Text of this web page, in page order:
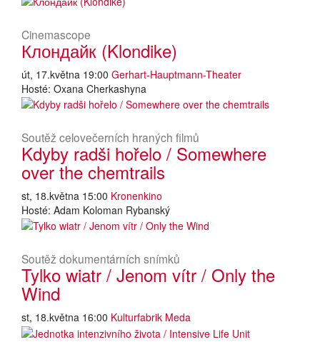
Cinemascope
Клондайк (Klondike)
út, 17.května 19:00 Gerhart-Hauptmann-Theater
Hosté: Oxana Cherkashyna
Soutěž celovečerních hraných filmů
Kdyby radši hořelo / Somewhere
over the chemtrails
st, 18.května 15:00 Kronenkino
Hosté: Adam Koloman Rybanský
Soutěž dokumentárních snímků
Tylko wiatr / Jenom vítr / Only the
Wind
st, 18.května 16:00 Kulturfabrik Meda